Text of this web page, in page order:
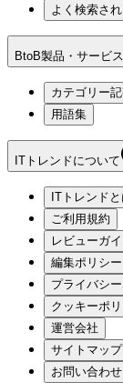
よく検索さ
BtoB製品・サービ
カテゴリー
用語集
ITトレンドについて
ITトレンドと
ご利用規約
レビューガ
編集ポリシー
プライバシ
クッキーポ
運営会社
サイトマップ
お問い合わせ